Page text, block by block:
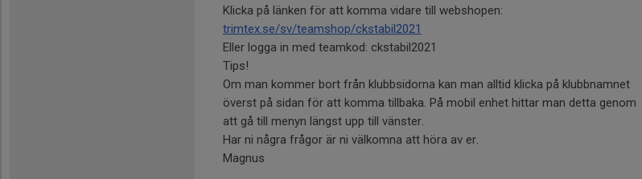
Klicka på länken för att komma vidare till webshopen:
trimtex.se/sv/teamshop/ckstabil2021
Eller logga in med teamkod: ckstabil2021
Tips!
Om man kommer bort från klubbsidorna kan man alltid klicka på klubbnamnet
överst på sidan för att komma tillbaka. På mobil enhet hittar man detta genom
att gå till menyn längst upp till vänster.
Har ni några frågor är ni välkomna att höra av er.
Magnus